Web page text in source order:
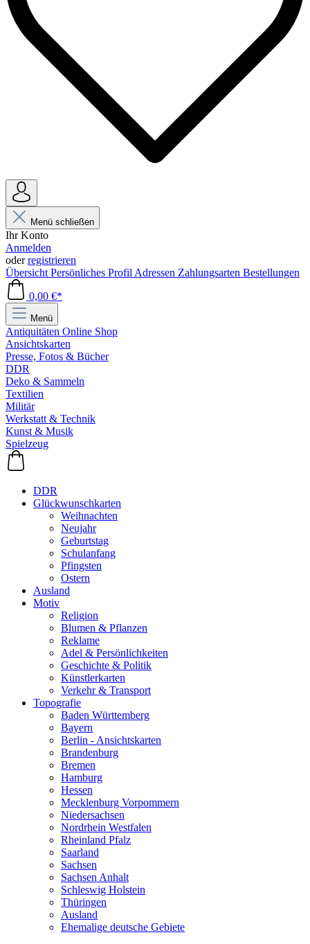
Menü schließen
Ihr Konto
Anmelden
oderregistrieren
Übersicht Persönliches Profil Adressen Zahlungsarten Bestellungen
0,00 €*
Menü
Antiquitäten Online Shop
Ansichtskarten
Presse, Fotos & Bücher
DDR
Deko & Sammeln
Textilien
Militär
Werkstatt & Technik
Kunst & Musik
Spielzeug
DDR
Glückwunschkarten
Weihnachten
Neujahr
Geburtstag
Schulanfang
Pfingsten
Ostern
Ausland
Motiv
Religion
Blumen & Pflanzen
Reklame
Adel & Persönlichkeiten
Geschichte & Politik
Künstlerkarten
Verkehr & Transport
Topografie
Baden Württemberg
Bayern
Berlin - Ansichtskarten
Brandenburg
Bremen
Hamburg
Hessen
Mecklenburg Vorpommern
Niedersachsen
Nordrhein Westfalen
Rheinland Pfalz
Saarland
Sachsen
Sachsen Anhalt
Schleswig Holstein
Thüringen
Ausland
Ehemalige deutsche Gebiete